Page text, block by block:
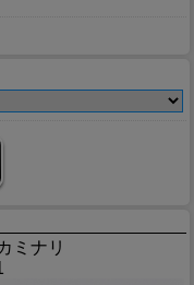
ミナリ